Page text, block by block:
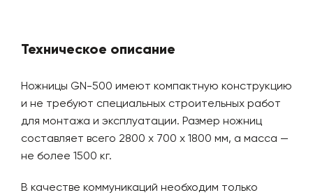
Техническое описание
Ножницы GN-500 имеют компактную конструкцию
и не требуют специальных строительных работ
для монтажа и эксплуатации. Размер ножниц
составляет всего 2800 х 700 х 1800 мм, а масса —
не более 1500 кг.
В качестве коммуникаций необходим только